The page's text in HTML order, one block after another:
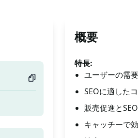
概要
特長:
ユーザーの需
SEOに適した
販売促進と
キャッチーで